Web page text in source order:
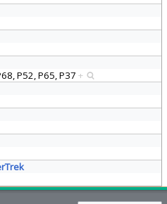
P52, P65, P37 +